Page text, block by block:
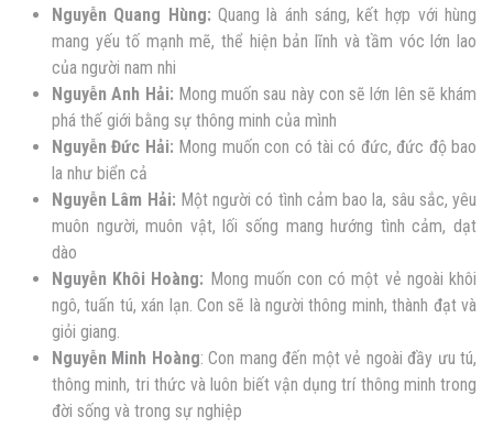
Nguyễn Quang Hùng: Quang là ánh sáng, kết hợp với hùng
mang yếu tố mạnh mẽ, thể hiện bản lĩnh và tầm vóc lớn lao
của người nam nhi
NguyễnAnh Hải: Mong muốn sau này con sẽ lớn lên sẽ khám
phá thế giới bằng sự thông minh của mình
NguyễnĐức Hải: Mong muốn con có tài có đức, đức độ bao
la như biển cả
Nguyễn Lâm Hải: Một người có tình cảm bao la, sâu sắc, yêu
muôn người, muôn vật, lối sống mang hướng tình cảm, dạt
dào
Nguyễn Khôi Hoàng: Mong muốn con có một vẻ ngoài khôi
ngô, tuấn tú, xán lạn. Con sẽ là người thông minh, thành đạt và
giỏi giang.
Nguyễn Minh Hoàng: Con mang đến một vẻ ngoài đầy ưu tú,
thông minh, tri thức và luôn biết vận dụng trí thông minh trong
đời sống và trong sự nghiệp